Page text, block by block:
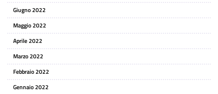
Giugno 2022
Maggio 2022
Aprile 2022
Marzo 2022
Febbraio 2022
Gennaio 2022